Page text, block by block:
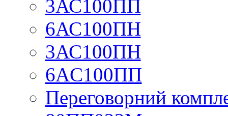
3АС100ПП
6АС100ПН
3АС100ПН
6AC100ПП
Переговорний